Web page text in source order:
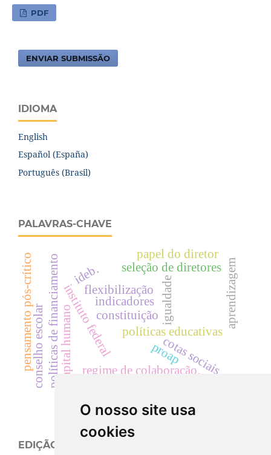
O nosso site usa
cookies
PDF
ENVIAR SUBMISSÃO
IDIOMA
English
Español (España)
Português (Brasil)
PALAVRAS-CHAVE
políticas educativas
igualdade
instituto federal proap
políticas de financiamento constituição
seleção de diretores
indicadores
regime de colaboração.
aprendizagem
conselho escolar
papel do diretor
capital humano
flexibilização
pensamento pós-crítico cotas sociais
ideb.
EDIÇÃO ATUAL